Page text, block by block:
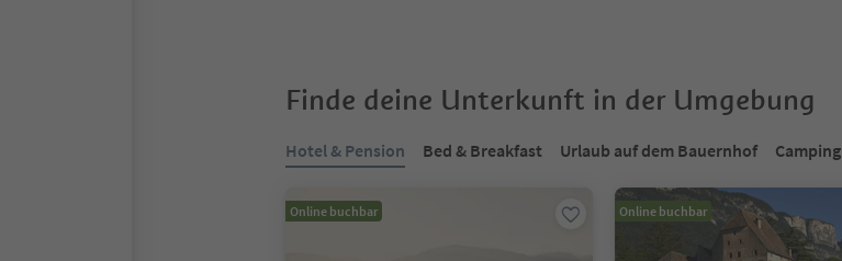
Finde deine Unterkunft in der Umgebung
Hotel & Pension Bed & Breakfast Urlaub auf dem Bauernhof Camping
Online buchbar Online buchbar